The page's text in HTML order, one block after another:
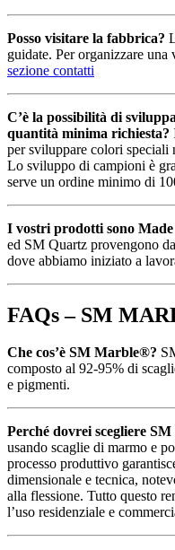
Posso visitare la fabbrica?
guidate. Per organizzare
sezione contatti
C’è la possibilità di
quantità minima richiesta?
per sviluppare colori
Lo sviluppo di campioni è
serve un ordine minimo di
I vostri prodotti sono
ed SM Quartz provengono
dove abbiamo iniziato a
FAQs – SM
Che cos’è SM Marble®?
composto al 92-95% di
e pigmenti.
Perché dovrei scegliere
usando scaglie di marmo e
processo produttivo
dimensionale e tecnica,
alla flessione. Tutto questo
l’uso residenziale e